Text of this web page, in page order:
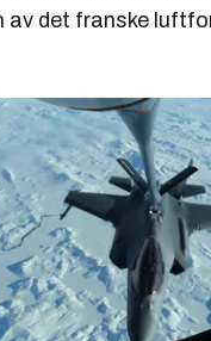
av det franske